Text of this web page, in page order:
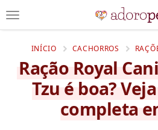
INÍCIO CACHORROS
Ração Royal
Tzu é boa?
completa